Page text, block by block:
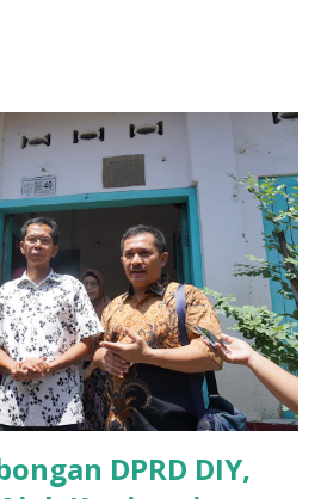
pinjaman lunak untuk mereka. "
Reses di Blitar,Kediri dan
sana tak mengetahui ada
UMKM untuk para pelaku
jika Pemprov serius
ke tingkat desa,maka saya
senang sekali," ucap pria yang
tersebut. Apalagi menyambut
UMKM sudah mengerti kalau ada
DPRD DIY,